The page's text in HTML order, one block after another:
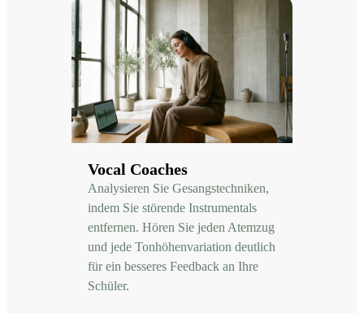
Vocal Coaches
Analysieren Sie Gesangstechniken,
indem Sie störende Instrumentals
entfernen. Hören Sie jeden Atemzug
und jede Tonhöhenvariation deutlich
für ein besseres Feedback an Ihre
Schüler.